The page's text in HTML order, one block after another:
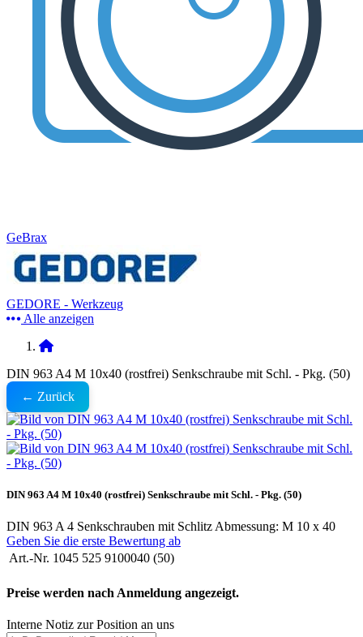
GeBrax
GEDORE - Werkzeug
Alle anzeigen
DIN 963 A4 M 10x40 (rostfrei) Senkschraube mit Schl. - Pkg. (50)
← Zurück
DIN 963 A4 M 10x40 (rostfrei) Senkschraube mit Schl. - Pkg. (50)
DIN 963 A 4 Senkschrauben mit Schlitz Abmessung: M 10 x 40
Geben Sie die erste Bewertung ab
Art.-Nr. 1045 525 9100040 (50)
Preise werden nach Anmeldung angezeigt.
Interne Notiz zur Position an uns